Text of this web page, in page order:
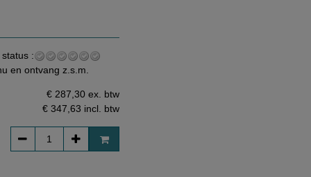
:
en ontvang z.s.m.
€ 287,30 ex. btw
€ 347,63 incl. btw